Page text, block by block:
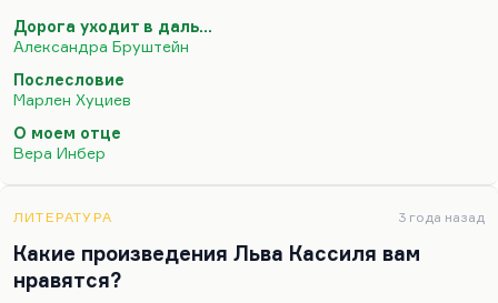
моем отце». Может быть, это.
Понимаете, утрата отцов — это вообще очень
сложная тема. Это всегда немного проекция
собственной смерти, поэтому трудно вот так
сказать… Наверное, у Бруштейн можно прочесть
вспоминает об отце — это сильнейшие страницы.
Отец её был расстрелян 80-летним стариком в
оккупации. Вот такие вещи. А так трудно…
Дорога уходит в даль…
Александра Бруштейн
Послесловие
Марлен Хуциев
О моем отце
Вера Инбер
ЛИТЕРАТУРА 3 года назад
Какие произведения Льва Кассиля вам
нравятся?